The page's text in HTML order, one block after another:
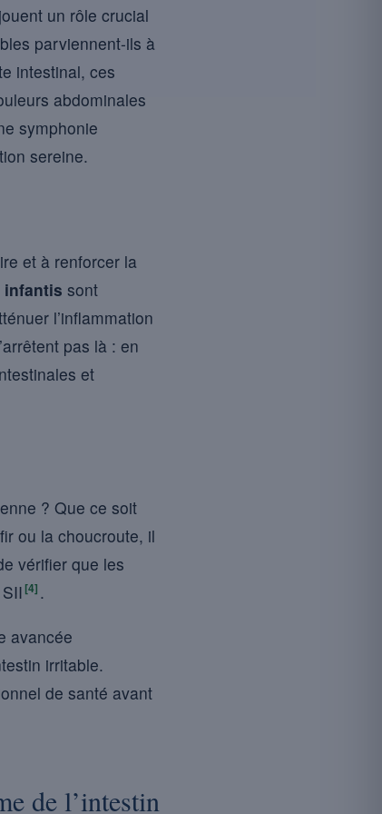
un rôle crucial
parviennent-ils à
intestinal, ces
abdominales
symphonie
sereine.
et à renforcer la
sont
l’inflammation
pas là : en
et
? Que ce soit
ou la choucroute, il
vérifier que les
[4] .
avancée
irritable.
de santé avant
de l’intestin